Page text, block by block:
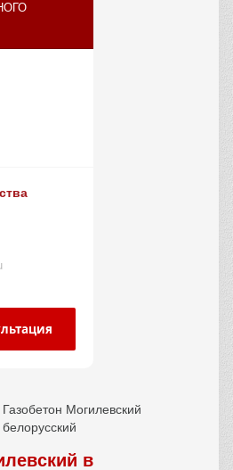
Газобетон Могилевский
белорусский
в